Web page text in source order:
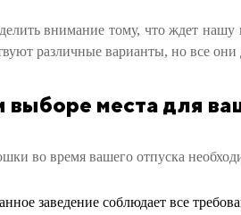
внимание тому, что ждет
различные варианты, но все
выборе места для
во время вашего отпуска
заведение соблюдает все